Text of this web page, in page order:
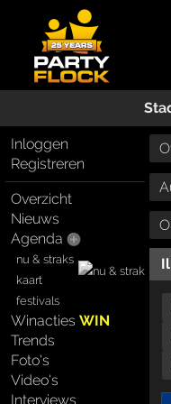
Inloggen
Registreren
Overzicht
Nieuws
Agenda
nu & straks
kaart
festivals
WinactiesWIN
Trends
Foto's
Video's
Interviews